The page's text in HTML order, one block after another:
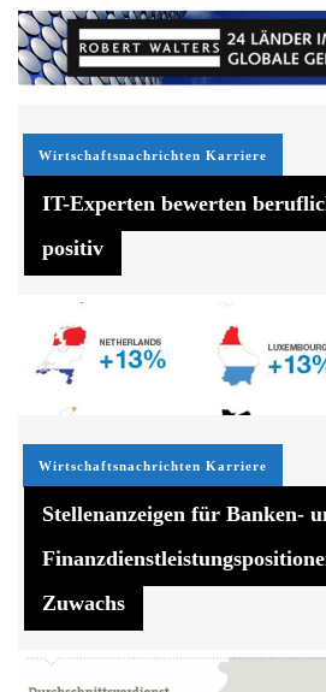
Wirtschaftsnachrichten Karriere
IT-Experten bewerten
positiv
Wirtschaftsnachrichten Karriere
Stellenanzeigen für Banken-
Zuwachs